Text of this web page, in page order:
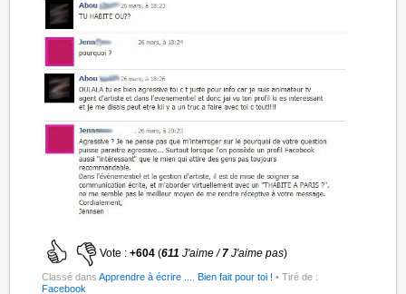
Vote :+604 (611J'aime /7 J'aime pas)
Classé dansApprendre à écrire ... ,Bien fait pour toi ! • Tiré de :
Facebook